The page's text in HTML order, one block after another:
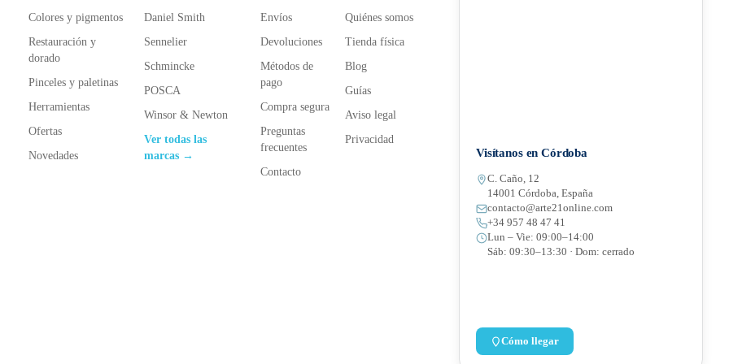
Colores y pigmentos
Restauración y
dorado
Pinceles y paletinas
Herramientas
Ofertas
Novedades
Daniel Smith
Sennelier
Schmincke
POSCA
Winsor & Newton
Ver todas las
marcas →
Envíos
Devoluciones
Métodos de
pago
Compra segura
Preguntas
frecuentes
Contacto
Quiénes somos
Tienda física
Blog
Guías
Aviso legal
Privacidad
Visítanos en Córdoba
C. Caño, 12
14001 Córdoba, España
contacto@arte21online.com
+34 957 48 47 41
Lun – Vie: 09:00–14:00
Sáb: 09:30–13:30 · Dom: cerrado
Cómo llegar